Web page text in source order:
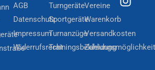
AGB
Datenschutz
Impressum
Widerrufsrecht
Turngeräte
Sportgeräte
Turnanzüge
Trainingsbekleidung
Vereine
Warenkorb
Versandkosten